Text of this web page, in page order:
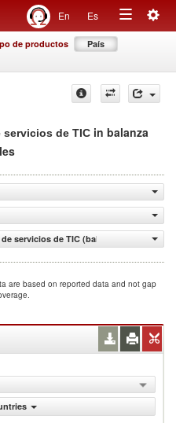
En Es
Toggle
de productos País
de TIC in balanza
servicios de TIC (balanza de pagos,
are based on reported data and not gap